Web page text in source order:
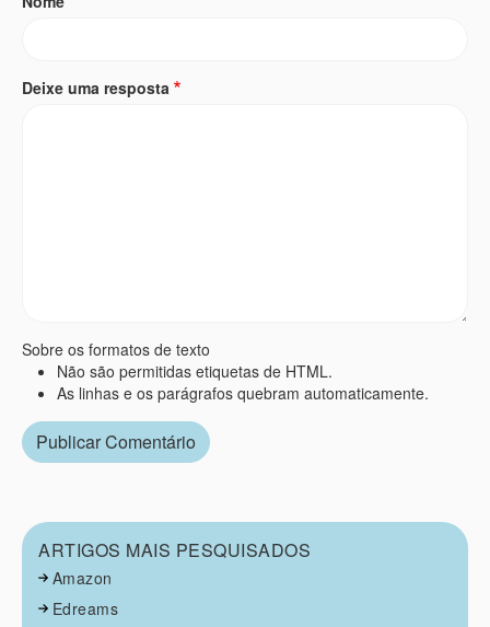
Deixe uma resposta
Sobre os formatos de texto
Não são permitidas etiquetas de HTML.
As linhas e os parágrafos quebram automaticamente.
ARTIGOS MAIS PESQUISADOS
Amazon
Edreams